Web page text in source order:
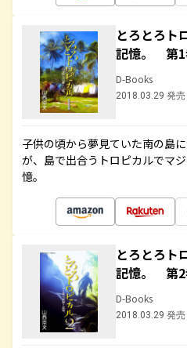
とろとろト
記憶。 第
D-Books
2018.03.29 発売
子供の頃から夢見ていた南の島
が、島で出合うトロピカルでマ
憶。
とろとろト
記憶。 第
D-Books
2018.03.29 発売